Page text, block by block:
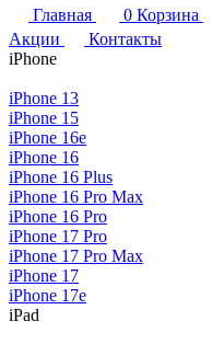
Главная
0 Корзина
Акции
Контакты
iPhone
iPhone 13
iPhone 15
iPhone 16e
iPhone 16
iPhone 16 Plus
iPhone 16 Pro Max
iPhone 16 Pro
iPhone 17 Pro
iPhone 17 Pro Max
iPhone 17
iPhone 17e
iPad